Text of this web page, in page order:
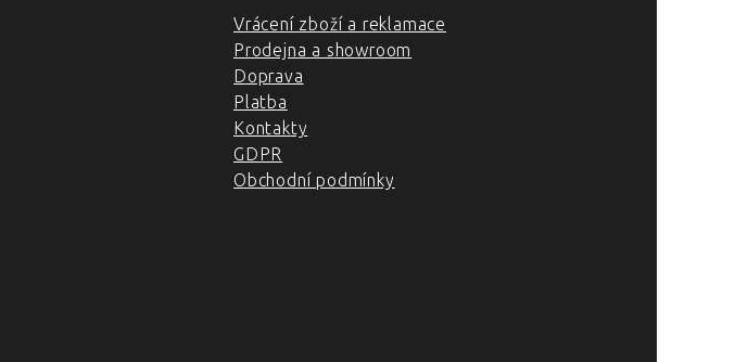
Vrácení zboží a reklamace
Prodejna a showroom
Doprava
Platba
Kontakty
GDPR
Obchodní podmínky